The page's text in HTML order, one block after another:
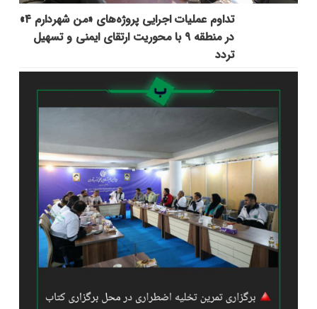
تداوم عملیات اجرایی پروژه‌های «من شهردارم ۴»
در منطقه ۹ با محوریت ارتقای ایمنی و تسهیل
تردد